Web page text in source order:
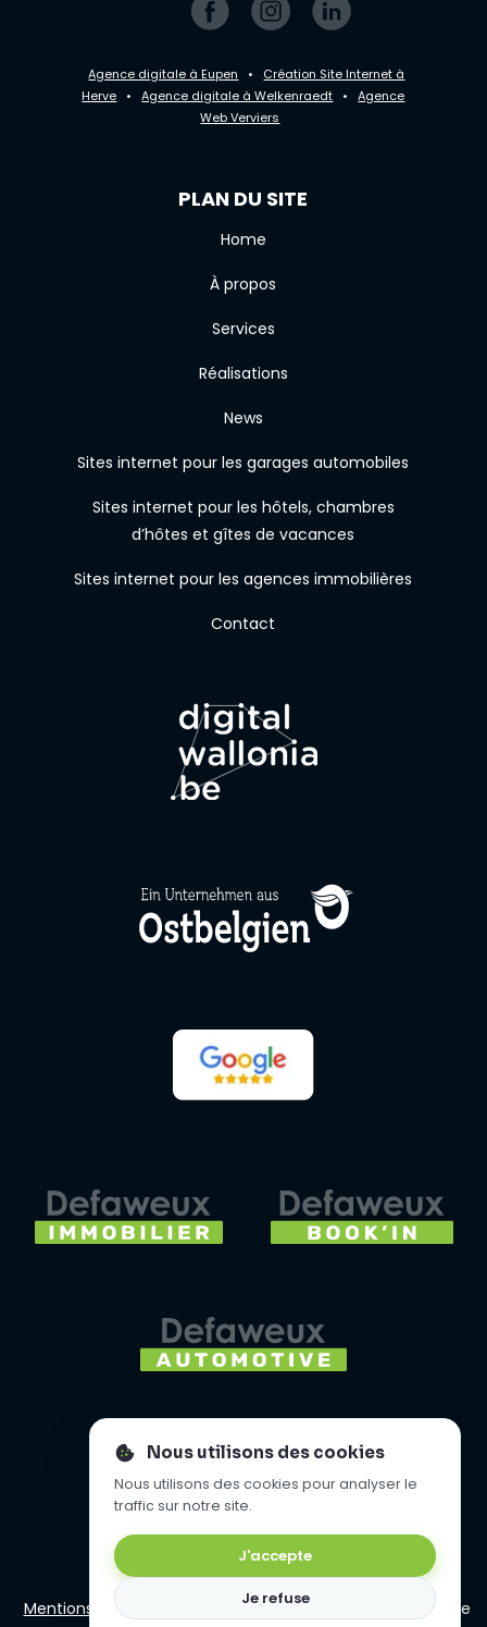
Nous utilisons des cookies
Nous utilisons des cookies pour analyser le
traffic sur notre site.
J'accepte
Je refuse
Agence digitale à Eupen •
Création Site Internet à
Herve
• Agence digitale à Welkenraedt •
Agence
Web Verviers
PLAN DU SITE
Home
À propos
Services
Réalisations
News
Sites internet pour les garages automobiles
Sites internet pour les hôtels, chambres
d’hôtes et gîtes de vacances
Sites internet pour les agences immobilières
Contact
Mentions légales - Copyright 2008 - 2026 Agence Digitale